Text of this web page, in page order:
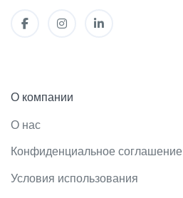
О компании
О нас
Конфиденциальное соглашение
Условия использования